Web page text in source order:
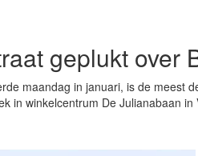
geplukt over
maandag in januari, is de meest
in winkelcentrum De Julianabaan